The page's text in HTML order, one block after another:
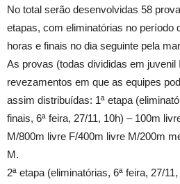
No total serão desenvolvidas 58
etapas, com eliminatórias no período
horas e finais no dia seguinte pela
As provas (todas divididas em
revezamentos em que as equipes
assim distribuídas: 1ª etapa
finais, 6ª feira, 27/11, 10h) – 100m
M/800m livre F/400m livre M/200m
M.
2ª etapa (eliminatórias, 6ª feira, 27/